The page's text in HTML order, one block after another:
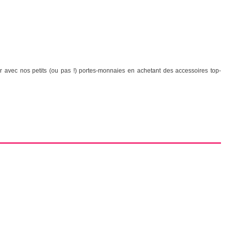
nos petits (ou pas !) portes-monnaies en achetant des accessoires top-